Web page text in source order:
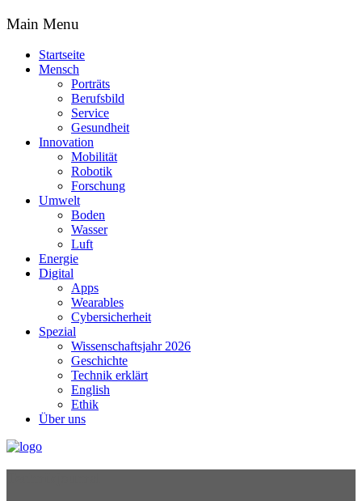
Main Menu
Startseite
Mensch
Porträts
Berufsbild
Service
Gesundheit
Innovation
Mobilität
Robotik
Forschung
Umwelt
Boden
Wasser
Luft
Energie
Digital
Apps
Wearables
Cybersicherheit
Spezial
Wissenschaftsjahr 2026
Geschichte
Technik erklärt
English
Ethik
Über uns